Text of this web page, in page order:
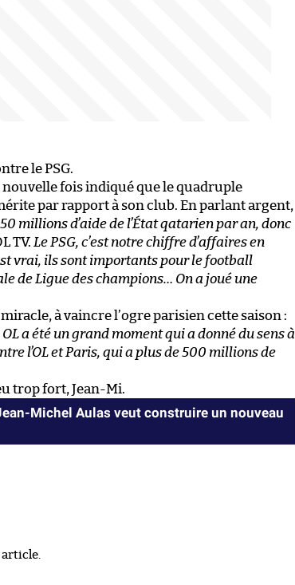
le PSG.
nouvelle fois indiqué que le quadruple
par rapport à son club. En parlant argent,
millions d’aide de l’État qatarien par an, donc
TV. Le PSG, c’est notre chiffre d’affaires en
vrai, ils sont importants pour le football
de Ligue des champions… On a joué une
à vaincre l’ogre parisien cette saison :
a été un grand moment qui a donné du sens à
l’OL et Paris, qui a plus de 500 millions de
trop fort, Jean-Mi.
Michel Aulas veut construire un nouveau
article.